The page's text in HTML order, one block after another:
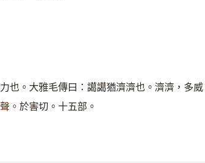
也。大雅毛傳曰：譪譪猶濟濟也。濟濟，多威
。 於害切。十五部。